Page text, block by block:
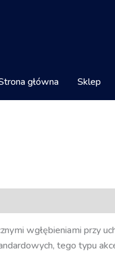
główna Sklep
wgłębieniami przy
tego typu